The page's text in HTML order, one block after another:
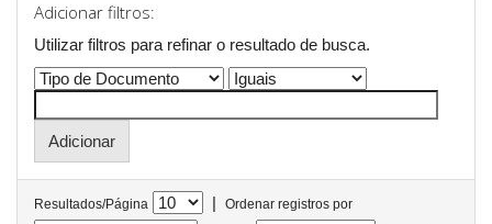
Adicionar filtros:
Utilizar filtros para refinar o resultado de busca.
Resultados/Página |
Ordenar registros por